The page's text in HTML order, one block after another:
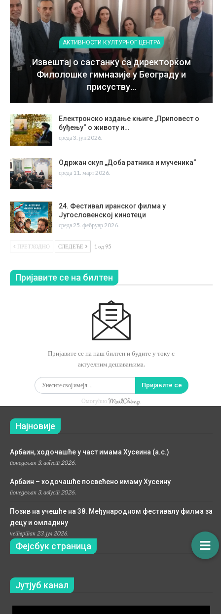
АКТИВНОСТИ КУЛТУРНОГ ЦЕНТРА
Извештај о састанку са директорком
Филолошке гимназије у Београду и
присуству…
Електронско издање књиге „Приповест о
буђењу“ о животу и…
среда 3. јун 2026.
Одржан скуп „Доба ратника и мученика“
среда 11. март 2026.
24. Фестивал иранског филма у
Југословенској кинотеци
среда 25. фебруар 2026.
ПРЕТХОДНО СЛЕДЕЋЕ 1 од 95
Пријавите се на билтен
Пријавите се на наш билтен и будите у току с
актуелним дешавањима.
Пријавите се
Омогућио
Најновије
Арбаин, ходочашће у част имама Хусеина (а.с.)
понедељак 3. август 2026.
Арбаин – ходочашће посвећено имаму Хусеину
понедељак 3. август 2026.
Позив на учешће на 38. Међународном фестивалу филма за
децу и омладину
четвртак 23. јул 2026.
Фејсбук страница
Јутјуб канал